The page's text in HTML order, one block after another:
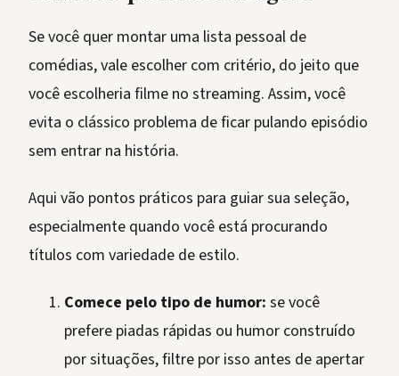
Se você quer montar uma lista pessoal de
comédias, vale escolher com critério, do jeito que
você escolheria filme no streaming. Assim, você
evita o clássico problema de ficar pulando episódio
sem entrar na história.
Aqui vão pontos práticos para guiar sua seleção,
especialmente quando você está procurando
títulos com variedade de estilo.
Comece pelo tipo de humor: se você
prefere piadas rápidas ou humor construído
por situações, filtre por isso antes de apertar